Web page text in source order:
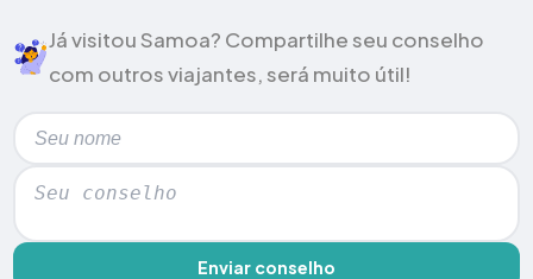
Já visitou Samoa? Compartilhe seu conselho
com outros viajantes, será muito útil!
Enviar conselho